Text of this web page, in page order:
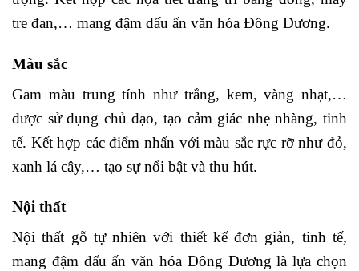
tre đan,… mang đậm dấu ấn văn hóa Đông Dương.
Màu sắc
Gam màu trung tính như trắng, kem, vàng nhạt,…
được sử dụng chủ đạo, tạo cảm giác nhẹ nhàng, tinh
tế. Kết hợp các điểm nhấn với màu sắc rực rỡ như đỏ,
xanh lá cây,… tạo sự nổi bật và thu hút.
Nội thất
Nội thất gỗ tự nhiên với thiết kế đơn giản, tinh tế,
mang đậm dấu ấn văn hóa Đông Dương là lựa chọn